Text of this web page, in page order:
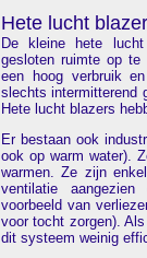
Hete lucht
De kleine hete
gesloten ruimte op te
een hoog verbruik
slechts intermitterend
Hete lucht blazers
Er bestaan ook
ook op warm water).
warmen. Ze zijn
ventilatie
voorbeeld van
voor tocht zorgen).
dit systeem weinig